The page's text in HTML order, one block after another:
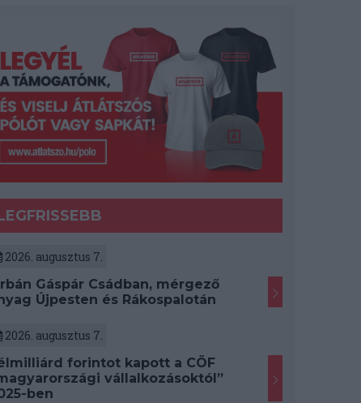
2026. augusztus 7.
Gáspár Csádban, mérgező
Újpesten és Rákospalotán
2026. augusztus 7.
forintot kapott a CÖF
vállalkozásoktól”
ben